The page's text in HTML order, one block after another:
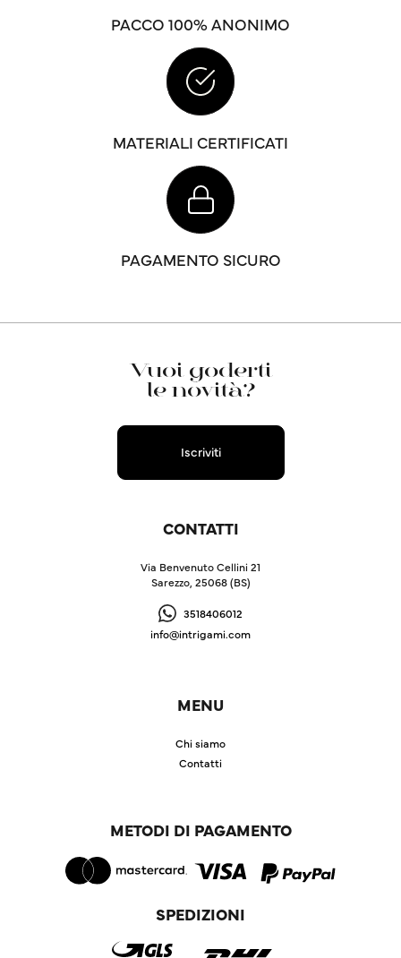
PACCO 100% ANONIMO
MATERIALI CERTIFICATI
PAGAMENTO SICURO
Vuoi goderti
le novità?
Iscriviti
CONTATTI
Via Benvenuto Cellini 21
Sarezzo, 25068 (BS)
3518406012
info@intrigami.com
MENU
Chi siamo
Contatti
METODI DI PAGAMENTO
SPEDIZIONI